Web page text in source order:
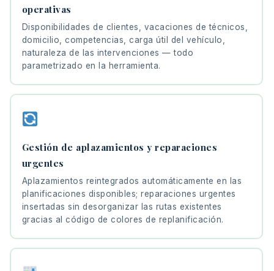
operativas
Disponibilidades de clientes, vacaciones de técnicos,
domicilio, competencias, carga útil del vehículo,
naturaleza de las intervenciones — todo
parametrizado en la herramienta.
Gestión de aplazamientos y reparaciones
urgentes
Aplazamientos reintegrados automáticamente en las
planificaciones disponibles; reparaciones urgentes
insertadas sin desorganizar las rutas existentes
gracias al código de colores de replanificación.